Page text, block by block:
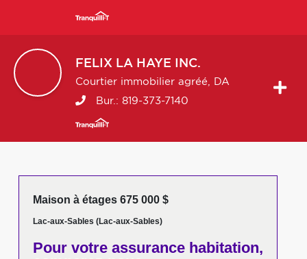
FELIX LA HAYE INC.
Courtier immobilier agréé, DA
Bur.: 819-373-7140
Maison à étages 675 000 $
Lac-aux-Sables (Lac-aux-Sables)
Pour votreassurance habitation,